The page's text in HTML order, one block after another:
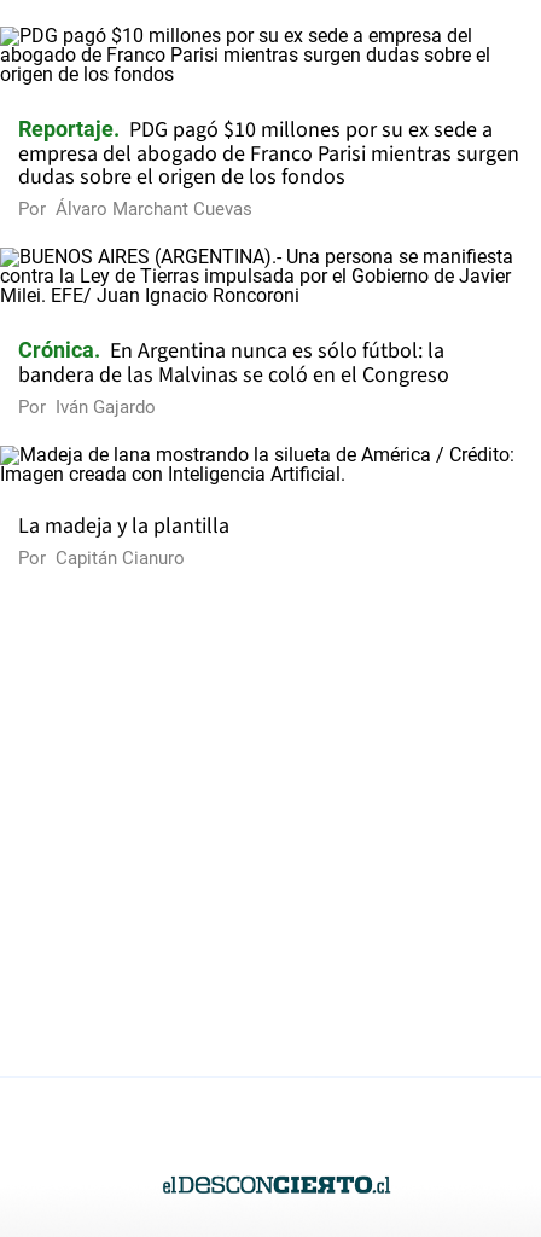
Reportaje
PDG pagó $10 millones por su ex sede a
empresa del abogado de Franco Parisi mientras surgen
dudas sobre el origen de los fondos
Por Álvaro Marchant Cuevas
Crónica
En Argentina nunca es sólo fútbol: la
bandera de las Malvinas se coló en el Congreso
Por Iván Gajardo
La madeja y la plantilla
Por Capitán Cianuro